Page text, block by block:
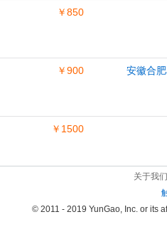
￥850
￥900 安徽合
￥1500
关于我们
© 2011 - 2019 YunGao, Inc. or its